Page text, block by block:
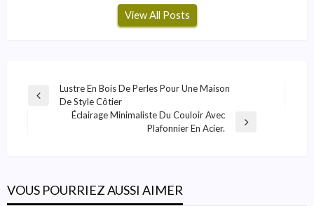
View All Posts
Navigation
Previous
Lustre En Bois De Perles Pour Une Maison
De Style Côtier
Éclairage Minimaliste Du Couloir Avec
Plafonnier En Acier.
VOUS POURRIEZ AUSSI AIMER